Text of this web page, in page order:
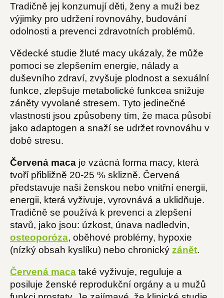
Tradičně jej konzumují děti, ženy a muži bez
výjimky pro udržení rovnováhy, budování
odolnosti a prevenci zdravotních problémů.
Vědecké studie žluté macy ukázaly, že může
pomoci se zlepšením energie, nálady a
duševního zdraví, zvyšuje plodnost a sexuální
funkce, zlepšuje metabolické funkcea snižuje
záněty vyvolané stresem. Tyto jedinečné
vlastnosti jsou způsobeny tím, že maca působí
jako adaptogen a snaží se udržet rovnováhu v
době stresu.
Červená maca je vzácná forma macy, která
tvoří přibližně 20-25 % sklizně. Červená
představuje naši ženskou nebo vnitřní energii,
energii, která vyživuje, vyrovnává a uklidňuje.
Tradičně se používá k prevenci a zlepšení
stavů, jako jsou: úzkost, únava nadledvin,
osteoporóza, oběhové problémy, hypoxie
(nízký obsah kyslíku) nebo chronický zánět.
Červená maca také vyživuje, reguluje a
posiluje ženské reprodukční orgány a u mužů